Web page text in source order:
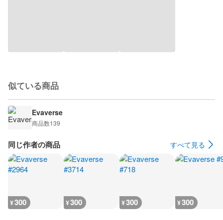
似ている商品
Evaverse
商品数139
同じ作者の商品 すべて見る
¥300 ¥300 ¥300 ¥300